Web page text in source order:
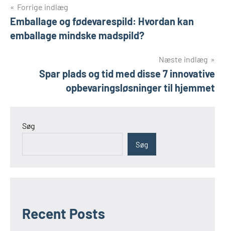
Indlægsnavigation
Forrige indlæg
Emballage og fødevarespild: Hvordan kan
emballage mindske madspild?
Næste indlæg
Spar plads og tid med disse 7 innovative
opbevaringsløsninger til hjemmet
Søg
Søg
Recent Posts